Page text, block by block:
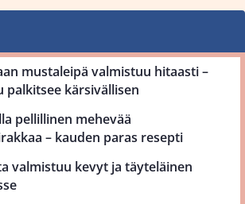
mustaleipä valmistuu hitaasti –
palkitsee kärsivällisen
pellillinen mehevää
– kauden paras resepti
valmistuu kevyt ja täyteläinen